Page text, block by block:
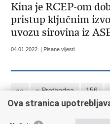
Kina je RCEP-om
pristup ključnim
uvozu sirovina iz
04.01.2022. | Pisane vijesti
«« « Prethodna 156
161
162 163 164
Ova stranica